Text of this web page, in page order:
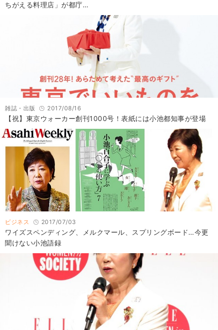
ちがえる料理店」が都庁…
雑誌・出版 2017/08/16
【祝】東京ウォーカー創刊1000号！表紙には小池都知事が登場
ビジネス 2017/07/03
ワイズスペンディング、メルクマール、スプリングボード…今更
聞けない小池語録